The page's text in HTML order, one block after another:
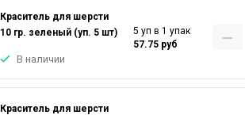
Краситель для шерсти
10 гр. зеленый (уп. 5 шт)
В наличии
5 уп в 1 упак
57.75 руб
Краситель для шерсти